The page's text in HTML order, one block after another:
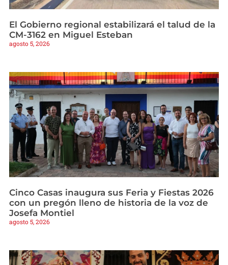
El Gobierno regional estabilizará el talud de la
CM-3162 en Miguel Esteban
agosto 5, 2026
Cinco Casas inaugura sus Feria y Fiestas 2026
con un pregón lleno de historia de la voz de
Josefa Montiel
agosto 5, 2026